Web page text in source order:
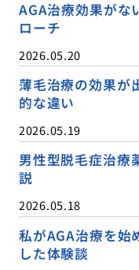
AGA治療効果がな
ローチ
2026.05.20
薄毛治療の効果が
的な違い
2026.05.19
男性型脱毛症治療
説
2026.05.18
私がAGA治療を始
した体験談